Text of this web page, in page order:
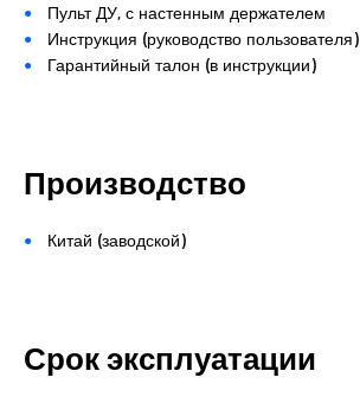
Пульт ДУ, с настенным держателем
Инструкция (руководство пользователя)
Гарантийный талон (в инструкции)
Производство
Китай (заводской)
Срок эксплуатации